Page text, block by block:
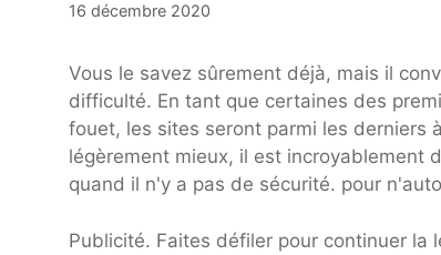
16 décembre 2020
Vous le savez sûrement déjà, mais il
difficulté. En tant que certaines des
fouet, les sites seront parmi les derniers
légèrement mieux, il est incroyablement
quand il n'y a pas de sécurité. pour
Publicité. Faites défiler pour continuer la